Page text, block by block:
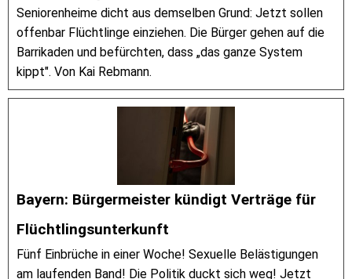
Seniorenheime dicht aus demselben Grund: Jetzt sollen
offenbar Flüchtlinge einziehen. Die Bürger gehen auf die
Barrikaden und befürchten, dass „das ganze System
kippt". Von Kai Rebmann.
Bayern: Bürgermeister kündigt Verträge für
Flüchtlingsunterkunft
Fünf Einbrüche in einer Woche! Sexuelle Belästigungen
am laufenden Band! Die Politik duckt sich weg! Jetzt